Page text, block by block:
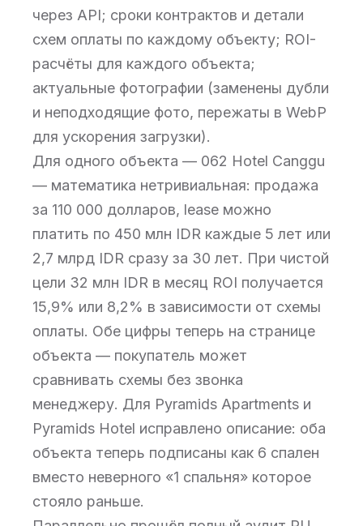
через API; сроки контрактов и детали
схем оплаты по каждому объекту; ROI-
расчёты для каждого объекта;
актуальные фотографии (заменены дубли
и неподходящие фото, пережаты в WebP
для ускорения загрузки).
Для одного объекта — 062 Hotel Canggu
— математика нетривиальная: продажа
за 110 000 долларов, lease можно
платить по 450 млн IDR каждые 5 лет или
2,7 млрд IDR сразу за 30 лет. При чистой
цели 32 млн IDR в месяц ROI получается
15,9% или 8,2% в зависимости от схемы
оплаты. Обе цифры теперь на странице
объекта — покупатель может
сравнивать схемы без звонка
менеджеру. Для Pyramids Apartments и
Pyramids Hotel исправлено описание: оба
объекта теперь подписаны как 6 спален
вместо неверного «1 спальня» которое
стояло раньше.